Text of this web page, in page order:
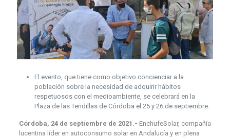
El evento, que tiene como objetivo concienciar a la
población sobre la necesidad de adquirir hábitos
respetuosos con el medioambiente, se celebrará en la
Plaza de las Tendillas de Córdoba el 25 y 26 de septiembre.
Córdoba, 24 de septiembre de 2021.- EnchufeSolar, compañía
lucentina líder en autoconsumo solar en Andalucía y en plena